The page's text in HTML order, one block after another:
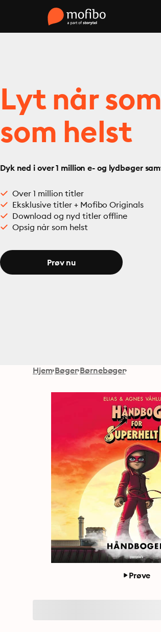
Lyt når
som helst
Dyk ned i over 1 million e- og lydbøger
Over 1 million titler
Eksklusive titler + Mofibo Originals
Download og nyd titler offline
Opsig når som helst
Prøv nu
Hjem Bøger Børnebøger
Prøve